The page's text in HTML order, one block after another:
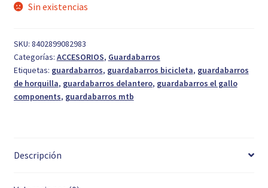
Sin existencias
SKU: 8402899082983
Categorías: ACCESORIOS, Guardabarros
Etiquetas: guardabarros, guardabarros bicicleta, guardabarros
de horquilla, guardabarros delantero, guardabarros el gallo
components, guardabarros mtb
Descripción